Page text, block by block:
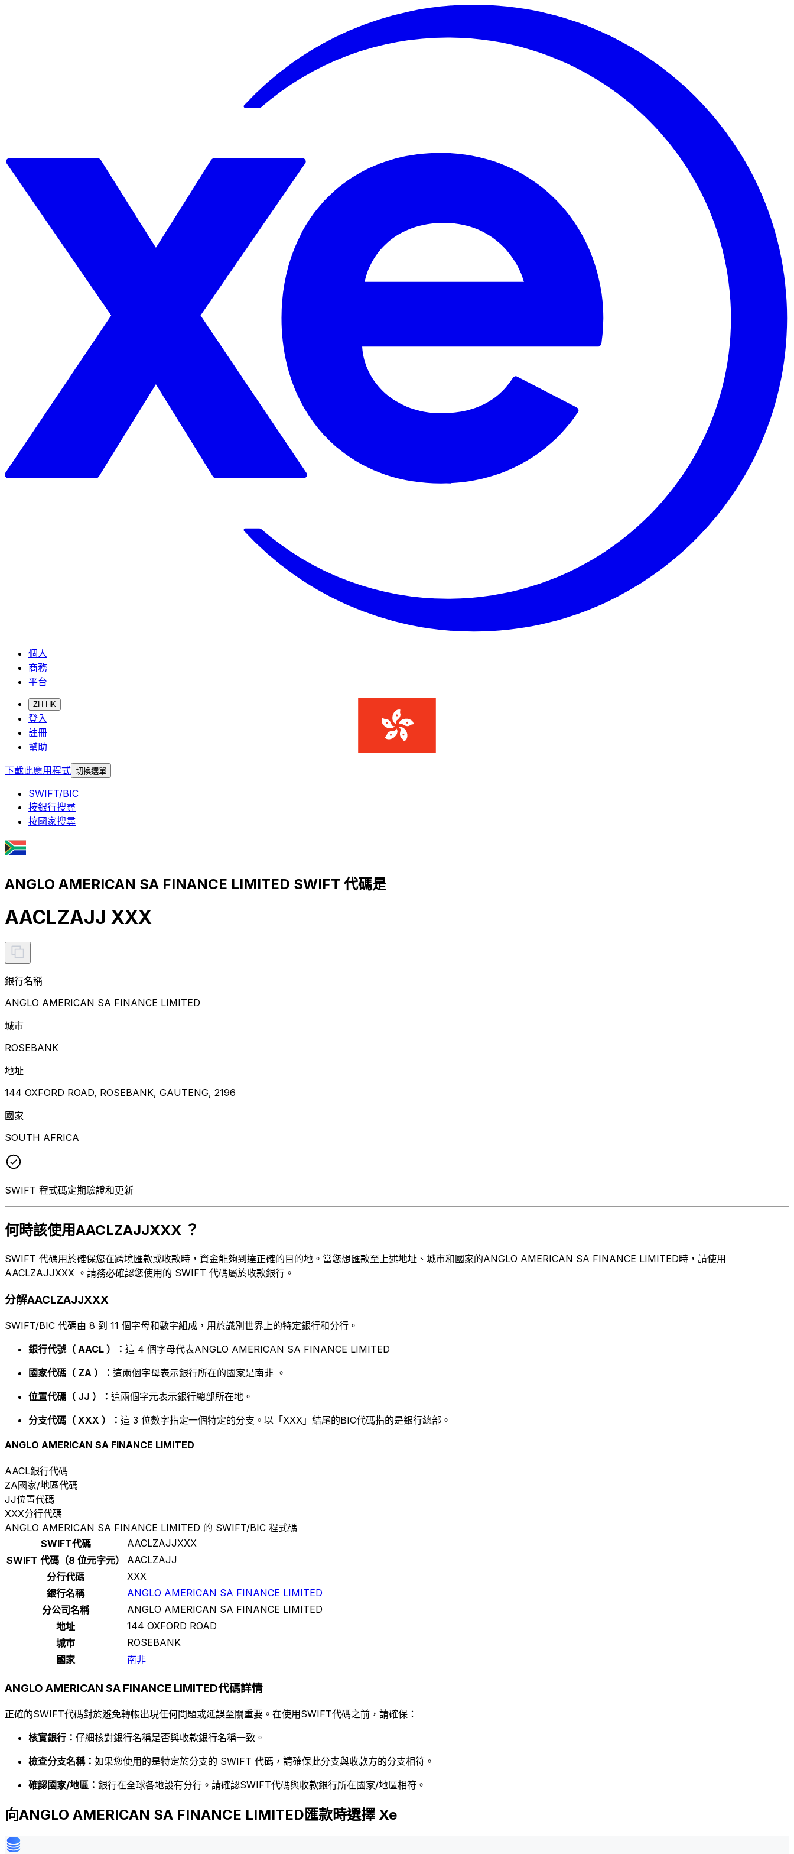
個人
商務
平台
ZH-HK
登入
註冊
幫助
下載此應用程式 切換選單
SWIFT/BIC
按銀行搜尋
按國家搜尋
ANGLO AMERICAN SA FINANCE LIMITED SWIFT 代碼是
AACLZAJJ XXX
銀行名稱
ANGLO AMERICAN SA FINANCE LIMITED
城市
ROSEBANK
地址
144 OXFORD ROAD, ROSEBANK, GAUTENG, 2196
國家
SOUTH AFRICA
SWIFT 程式碼定期驗證和更新
何時該使用AACLZAJJXXX ？
SWIFT 代碼用於確保您在跨境匯款或收款時，資金能夠到達正確的目的地。當您想匯款至上述地址、城市和國家的ANGLO AMERICAN SA FINANCE LIMITED時，請使用
AACLZAJJXXX 。請務必確認您使用的 SWIFT 代碼屬於收款銀行。
分解AACLZAJJXXX
SWIFT/BIC 代碼由 8 到 11 個字母和數字組成，用於識別世界上的特定銀行和分行。
銀行代號（ AACL ）： 這 4 個字母代表ANGLO AMERICAN SA FINANCE LIMITED
國家代碼（ ZA ）： 這兩個字母表示銀行所在的國家是南非 。
位置代碼（ JJ ）： 這兩個字元表示銀行總部所在地。
分支代碼（ XXX ）： 這 3 位數字指定一個特定的分支。以「XXX」結尾的BIC代碼指的是銀行總部。
ANGLO AMERICAN SA FINANCE LIMITED
AACL銀行代碼
ZA國家/地區代碼
JJ位置代碼
XXX分行代碼
ANGLO AMERICAN SA FINANCE LIMITED 的 SWIFT/BIC 程式碼
SWIFT代碼
AACLZAJJXXX
SWIFT 代碼（8 位元字元）
AACLZAJJ
分行代碼
XXX
銀行名稱
ANGLO AMERICAN SA FINANCE LIMITED
分公司名稱
ANGLO AMERICAN SA FINANCE LIMITED
地址
144 OXFORD ROAD
城市
ROSEBANK
國家
南非
ANGLO AMERICAN SA FINANCE LIMITED代碼詳情
正確的SWIFT代碼對於避免轉帳出現任何問題或延誤至關重要。在使用SWIFT代碼之前，請確保：
核實銀行： 仔細核對銀行名稱是否與收款銀行名稱一致。
檢查分支名稱： 如果您使用的是特定於分支的 SWIFT 代碼，請確保此分支與收款方的分支相符。
確認國家/地區： 銀行在全球各地設有分行。請確認SWIFT代碼與收款銀行所在國家/地區相符。
向ANGLO AMERICAN SA FINANCE LIMITED匯款時選擇 Xe